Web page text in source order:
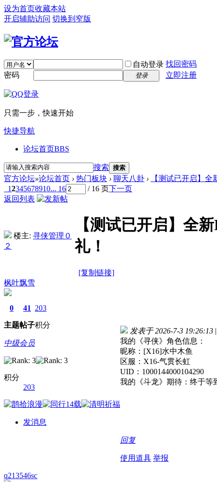
设为首页收藏本站
开启辅助访问 切换到窄版
自动登录 找回密码
密码
登录 立即注册
只需一步，快速开始
快捷导航
论坛首页BBS
搜索 搜索
官方论坛»论坛首页 › 热门板块 › 聊天八卦 ›
【测试已开启】
12345678910... 16 / 16 页下一页
返回列表
楼主: 寻侠管理０
２
【测试已开启】全
礼！
[复制链接]
枫叶飘雪
0
主题
41
帖子
203
积分
中级会员
积分
203
发消息
发表于 2026-7-3 19:26:13 |
我的《寻侠》角色信息：
昵称：[X16]水中木鱼
区服：X16-气贯长虹
UID：1000144000104290
我的《斗龙》期待：终于等
回复
使用道具 举报
q213546sc